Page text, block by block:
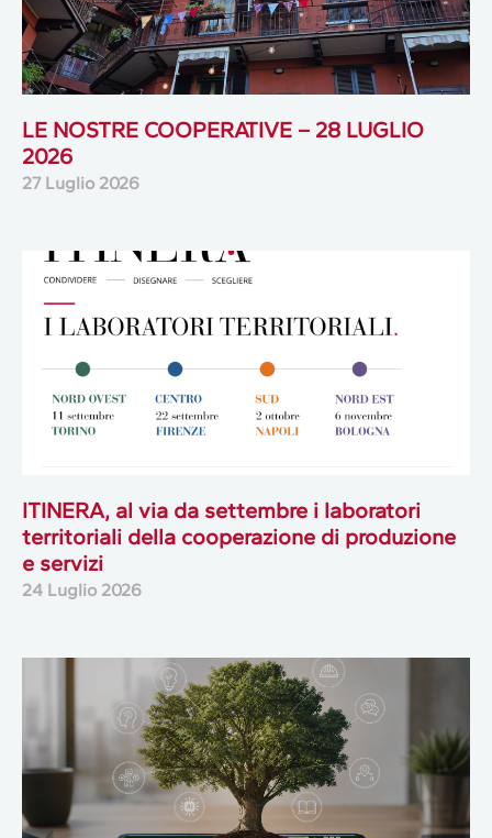
LE NOSTRE COOPERATIVE – 28 LUGLIO
2026
27 Luglio 2026
ITINERA, al via da settembre i laboratori
territoriali della cooperazione di produzione
e servizi
24 Luglio 2026